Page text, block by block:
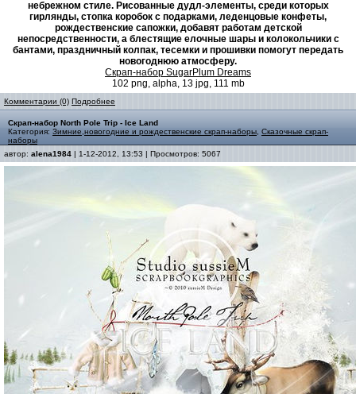
небрежном стиле. Рисованные дудл-элементы, среди которых
гирлянды, стопка коробок с подарками, леденцовые конфеты,
рождественские сапожки, добавят работам детской
непосредственности, а блестящие елочные шары и колокольчики с
бантами, праздничный колпак, тесемки и прошивки помогут передать
новогоднюю атмосферу.
Скрап-набор SugarPlum Dreams
102 png, alpha, 13 jpg, 111 mb
Комментарии (0) Подробнее
Скрап-набор North Pole Trip - Ice Land
Категория: Зимние,новогодние и рождественские скрап-наборы Сказочные скрап-
наборы
автор: alena1984 | 1-12-2012, 13:53 | Просмотров: 5067